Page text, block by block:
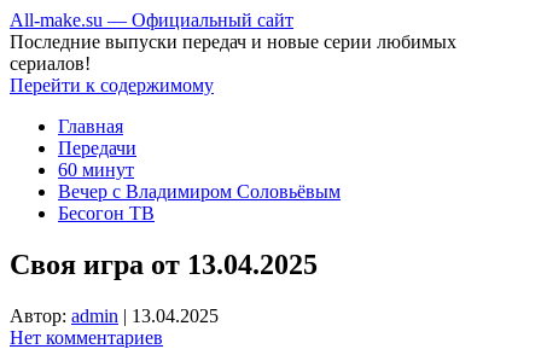
All-make.su — Официальный сайт
Последние выпуски передач и новые серии любимых
сериалов!
Перейти к содержимому
Главная
Передачи
60 минут
Вечер с Владимиром Соловьёвым
Бесогон ТВ
Своя игра от 13.04.2025
Автор: admin | 13.04.2025
Нет комментариев